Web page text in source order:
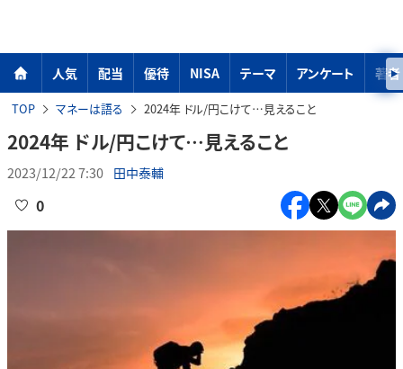
人気 配当 優待 NISA テーマ アンケート 著者
TOP マネーは語る 2024年 ドル/円こけて…見えること
2024年 ドル/円こけて…見えること
2023/12/22 7:30 田中泰輔
0